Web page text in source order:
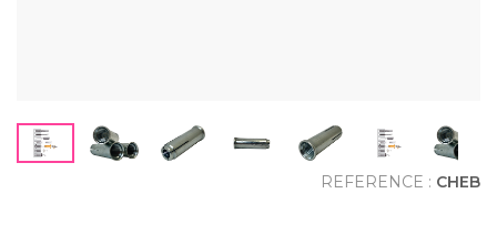
REFERENCE : CHEB